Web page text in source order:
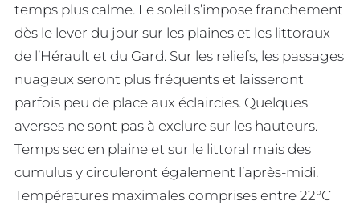
temps plus calme. Le soleil s’impose franchement
dès le lever du jour sur les plaines et les littoraux
de l’Hérault et du Gard. Sur les reliefs, les passages
nuageux seront plus fréquents et laisseront
parfois peu de place aux éclaircies. Quelques
averses ne sont pas à exclure sur les hauteurs.
Temps sec en plaine et sur le littoral mais des
cumulus y circuleront également l’après-midi.
Températures maximales comprises entre 22°C